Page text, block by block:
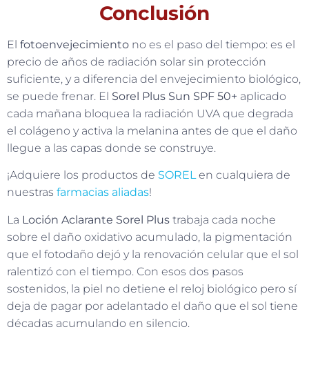
Conclusión
El fotoenvejecimiento no es el paso del tiempo: es el
precio de años de radiación solar sin protección
suficiente, y a diferencia del envejecimiento biológico,
se puede frenar. El Sorel Plus Sun SPF 50+ aplicado
cada mañana bloquea la radiación UVA que degrada
el colágeno y activa la melanina antes de que el daño
llegue a las capas donde se construye.
¡Adquiere los productos de SORELen cualquiera de
nuestras farmacias aliadas!
La Loción Aclarante Sorel Plus trabaja cada noche
sobre el daño oxidativo acumulado, la pigmentación
que el fotodaño dejó y la renovación celular que el sol
ralentizó con el tiempo. Con esos dos pasos
sostenidos, la piel no detiene el reloj biológico pero sí
deja de pagar por adelantado el daño que el sol tiene
décadas acumulando en silencio.